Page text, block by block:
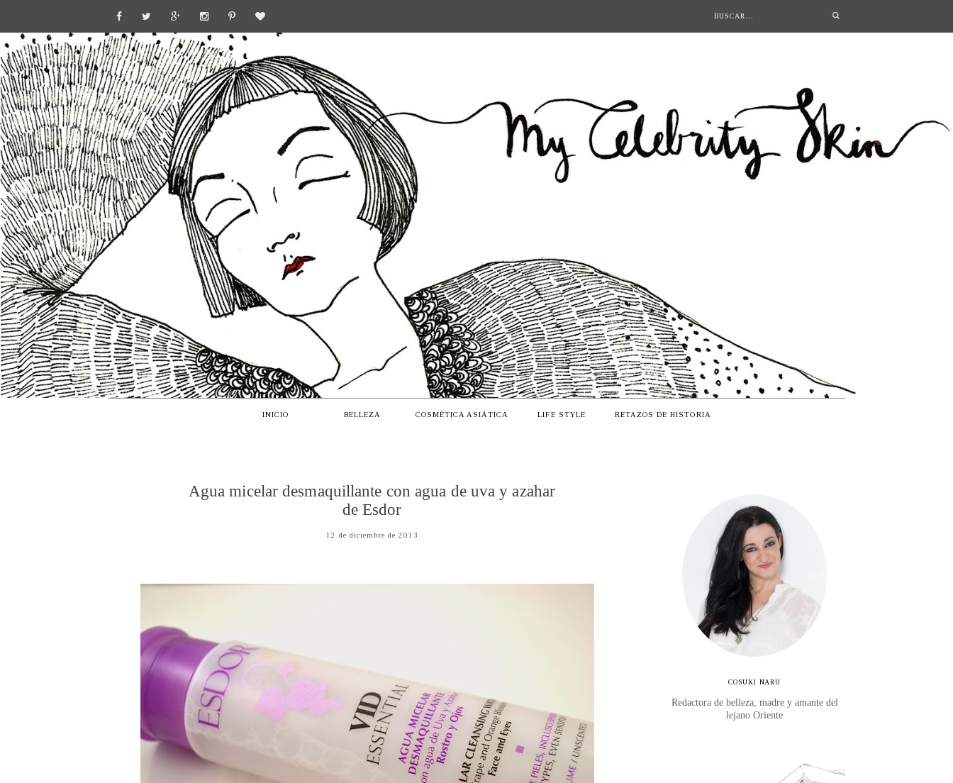
INICIO BELLEZA COSMÉTICA ASIÁTICA LIFE STYLE RETAZOS DE HISTORIA
Agua micelar desmaquillante con agua de uva y azahar
de Esdor
12 de diciembre de 2013
COSUKI NARU
Redactora de belleza, madre y amante del
lejano Oriente